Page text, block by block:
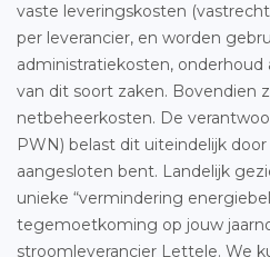
vaste leveringskosten
per leverancier, en worden
administratiekosten,
van dit soort zaken. Bovendien
netbeheerkosten. De
PWN) belast dit uiteindelijk door
aangesloten bent. Landelijk
unieke “vermindering
tegemoetkoming op jouw
stroomleverancier Lettele. We